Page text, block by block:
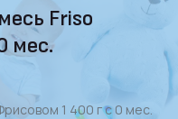
Friso
мес.
1 400 г с 0 мес.